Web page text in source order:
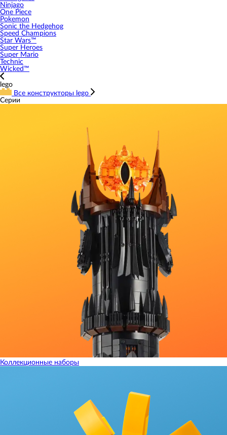
Ninjago
One Piece
Pokemon
Sonic the Hedgehog
Speed Champions
Star Wars™
Super Heroes
Super Mario
Technic
Wicked™
lego
Все конструкторы lego
Серии
Коллекционные наборы